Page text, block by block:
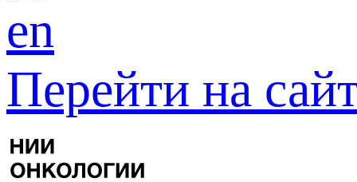
en
Перейти на